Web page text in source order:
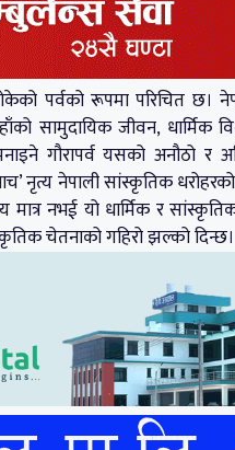
पर्वको रूपमा परिचित छ।
सामुदायिक जीवन, धार्मिक
गौरापर्व यसको अनौठो र
नृत्य नेपाली सांस्कृतिक
नभई यो धार्मिक र सांस्कृतिक
चेतनाको गहिरो झल्को दिन्छ।